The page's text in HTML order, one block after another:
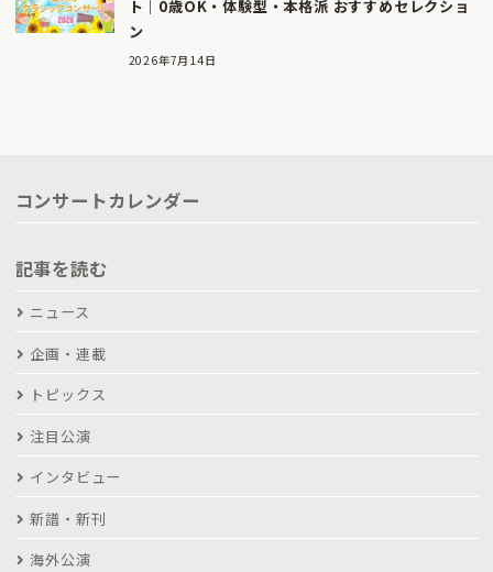
ト｜0歳OK・体験型・本格派 おすすめセレクショ
ン
2026年7月14日
コンサートカレンダー
記事を読む
ニュース
企画・連載
トピックス
注目公演
インタビュー
新譜・新刊
海外公演